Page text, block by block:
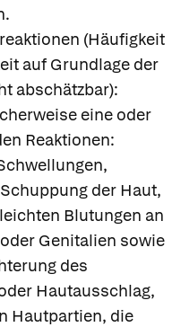
(Häufigkeit
auf Grundlage der
abschätzbar):
eine oder
Reaktionen:
der Haut,
Blutungen an
Genitalien sowie
des
Hautausschlag,
Hautpartien, die